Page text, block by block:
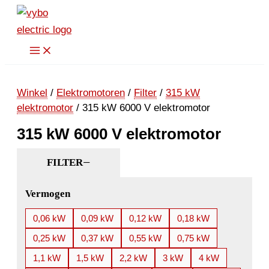
Ga
naar
Winkel / Elektromotoren / Filter / 315 kW
elektromotor / 315 kW 6000 V elektromotor
315 kW 6000 V elektromotor
FILTER
Vermogen
0,06 kW 0,09 kW 0,12 kW
0,18 kW
0,25 kW
0,37 kW 0,55 kW
0,75 kW
1,1 kW
1,5 kW 2,2 kW 3 kW
4 kW